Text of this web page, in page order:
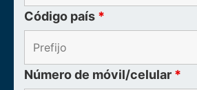
Código país *
Número de móvil/celular *